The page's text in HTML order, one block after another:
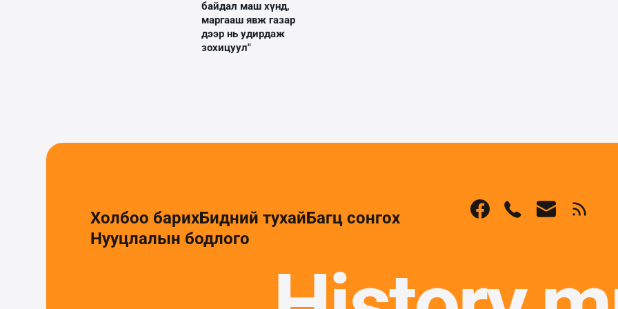
байдал маш хүнд,
маргааш явж газар
дээр нь удирдаж
зохицуул"
Холбоо барихБидний тухайБагц сонгох
Нууцлалын бодлого